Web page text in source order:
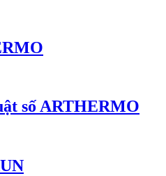
số ARTHERMO